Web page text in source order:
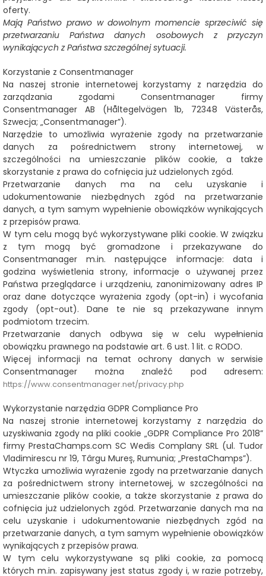
oferty.
Mają Państwo prawo w dowolnym momencie sprzeciwić się
przetwarzaniu Państwa danych osobowych z przyczyn
wynikających z Państwa szczególnej sytuacji.
Korzystanie z Consentmanager
Na naszej stronie internetowej korzystamy z narzędzia do
zarządzania zgodami Consentmanager firmy
Consentmanager AB (Håltegelvägen 1b, 72348 Västerås,
Szwecja; „Consentmanager”).
Narzędzie to umożliwia wyrażenie zgody na przetwarzanie
danych za pośrednictwem strony internetowej, w
szczególności na umieszczanie plików cookie, a także
skorzystanie z prawa do cofnięcia już udzielonych zgód.
Przetwarzanie danych ma na celu uzyskanie i
udokumentowanie niezbędnych zgód na przetwarzanie
danych, a tym samym wypełnienie obowiązków wynikających
z przepisów prawa.
W tym celu mogą być wykorzystywane pliki cookie. W związku
z tym mogą być gromadzone i przekazywane do
Consentmanager m.in. następujące informacje: data i
godzina wyświetlenia strony, informacje o używanej przez
Państwa przeglądarce i urządzeniu, zanonimizowany adres IP
oraz dane dotyczące wyrażenia zgody (opt-in) i wycofania
zgody (opt-out). Dane te nie są przekazywane innym
podmiotom trzecim.
Przetwarzanie danych odbywa się w celu wypełnienia
obowiązku prawnego na podstawie art. 6 ust. 1 lit. c RODO.
Więcej informacji na temat ochrony danych w serwisie
Consentmanager można znaleźć pod adresem:
https://www.consentmanager.net/privacy.php
Wykorzystanie narzędzia GDPR Compliance Pro
Na naszej stronie internetowej korzystamy z narzędzia do
uzyskiwania zgody na pliki cookie „GDPR Compliance Pro 2018”
firmy PrestaChamps.com SC Wedis Complany SRL (ul. Tudor
Vladimirescu nr 19, Târgu Mureș, Rumunia; „PrestaChamps”).
Wtyczka umożliwia wyrażenie zgody na przetwarzanie danych
za pośrednictwem strony internetowej, w szczególności na
umieszczanie plików cookie, a także skorzystanie z prawa do
cofnięcia już udzielonych zgód. Przetwarzanie danych ma na
celu uzyskanie i udokumentowanie niezbędnych zgód na
przetwarzanie danych, a tym samym wypełnienie obowiązków
wynikających z przepisów prawa.
W tym celu wykorzystywane są pliki cookie, za pomocą
których m.in. zapisywany jest status zgody i, w razie potrzeby,